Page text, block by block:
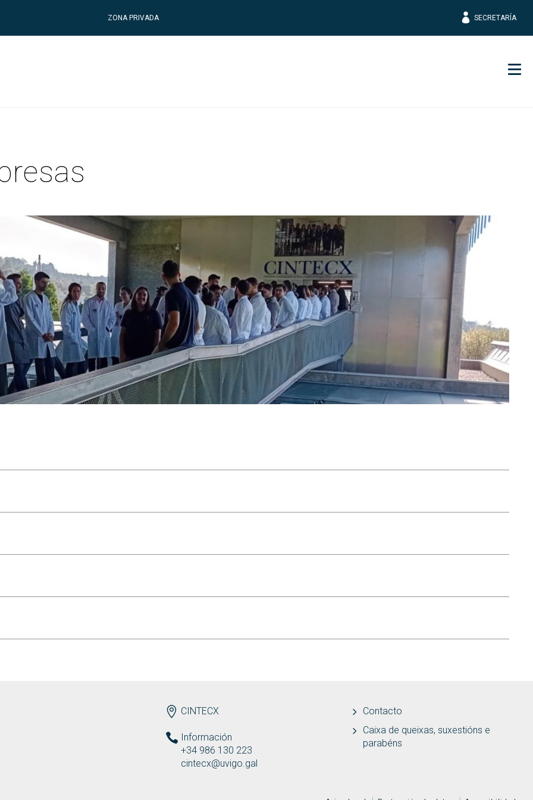
ZONA PRIVADA SECRETARÍA
ENDEREZOCINTECX
Información
+34 986 130 223
cintecx@uvigo.gal
Contacto
Caixa de queixas, suxestións e
parabéns